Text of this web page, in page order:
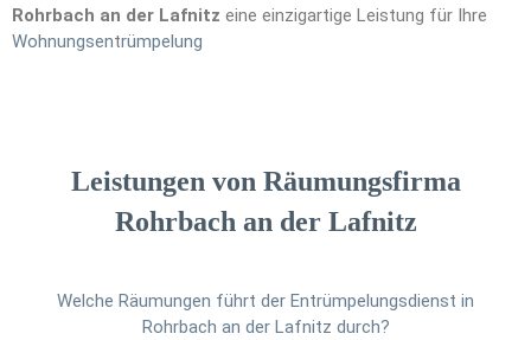
Rohrbach an der Lafnitz eine einzigartige Leistung für Ihre
Wohnungsentrümpelung
Leistungen von Räumungsfirma
Rohrbach an der Lafnitz
Welche Räumungen führt der Entrümpelungsdienst in
Rohrbach an der Lafnitz durch?